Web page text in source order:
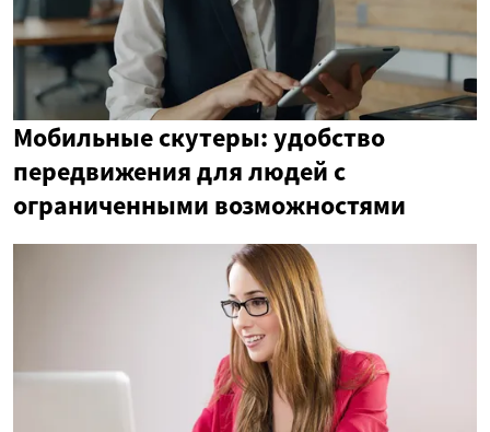
Мобильные скутеры: удобство
передвижения для людей с
ограниченными возможностями